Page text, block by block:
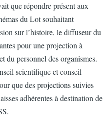
que répondre présent aux
du Lot souhaitant
sur l’histoire, le diffuseur du
pour une projection à
du personnel des organismes.
scientifique et conseil
que des projections suivies
adhérentes à destination de